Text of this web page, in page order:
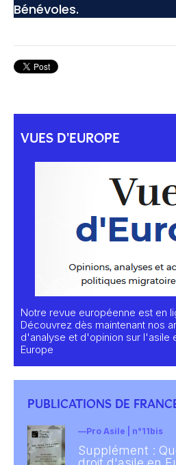
Bénévoles.
VUES D'EUROPE
Notre revue européenne est en
Découvrez dès maintenant nos
d'analyse et d'opinion sur l'asile
Europe
PUBLICATIONS DE
Pro Asile | n°11bis
Supplément :